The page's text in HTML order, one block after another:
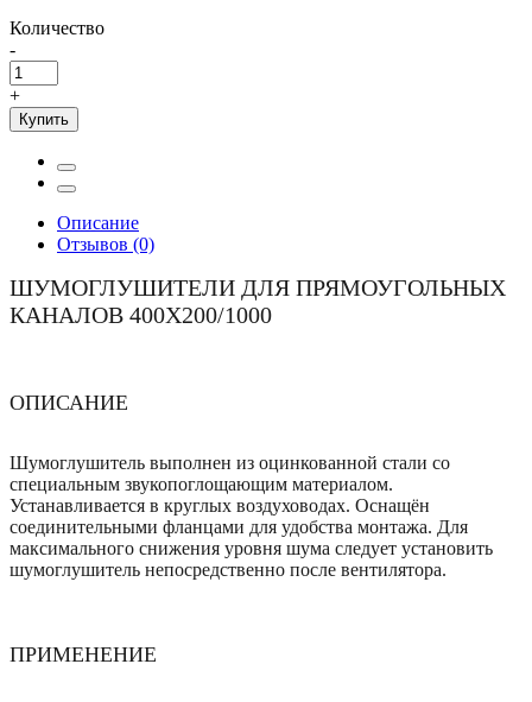
Количество
-
+
Купить
Описание
Отзывов (0)
ШУМОГЛУШИТЕЛИ ДЛЯ ПРЯМОУГОЛЬНЫХ
КАНАЛОВ 400Х200/1000
ОПИСАНИЕ
Шумоглушитель выполнен из оцинкованной стали со
специальным звукопоглощающим материалом.
Устанавливается в круглых воздуховодах. Оснащён
соединительными фланцами для удобства монтажа. Для
максимального снижения уровня шума следует установить
шумоглушитель непосредственно после вентилятора.
ПРИМЕНЕНИЕ